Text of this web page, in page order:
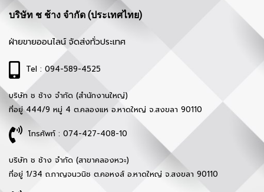
บริษัท ช ช้าง จำกัด (ประเทศไทย)
ฝ่ายขายออนไลน์ จัดส่งทั่วประเทศ
Tel : 094-589-4525
บริษัท ช ช้าง จำกัด (สำนักงานใหญ่)
ที่อยู่ 444/9 หมู่ 4 ต.คลองแห อ.หาดใหญ่ จ.สงขลา 90110
โทรศัพท์ : 074-427-408-10
บริษัท ช ช้าง จำกัด (สาขาคลองหวะ)
ที่อยู่ 1/34 ถ.กาญจนวนิช ต.คอหงส์ อ.หาดใหญ่ จ.สงขลา 90110